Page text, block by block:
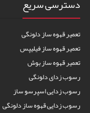
دسترسی سریع
تعمیر قهوه ساز دلونگی
تعمیر قهوه ساز فیلیپس
تعمیر قهوه ساز بوش
رسوب زدای دلونگی
رسوب زدایی اسپرسو ساز
رسوب زدایی قهوه ساز دلونگی